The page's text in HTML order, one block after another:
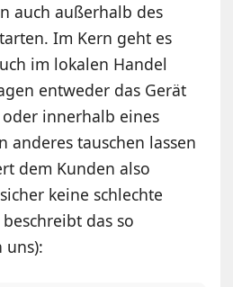
auch außerhalb des
Im Kern geht es
im lokalen Handel
entweder das Gerät
innerhalb eines
anderes tauschen lassen
dem Kunden also
keine schlechte
das so
uns):